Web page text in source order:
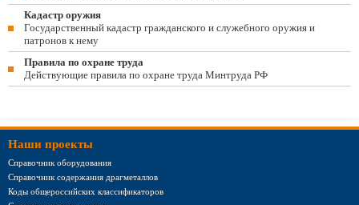
Кадастр оружия
Государственный кадастр гражданского и служебного оружия и
патронов к нему
Правила по охране труда
Действующие правила по охране труда Минтруда РФ
Наши проекты
Справочник оборудования
Справочник содержания драгметаллов
Коды общероссийских классификаторов